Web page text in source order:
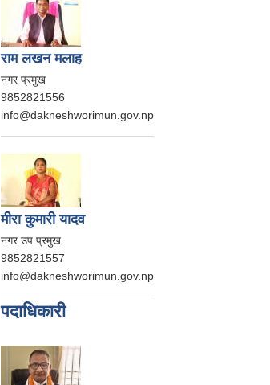
राम लखन मलाह
नगर प्रमुख
9852821556
info@dakneshworimun.gov.np
मीरा कुमारी यादव
नगर उप प्रमुख
9852821557
info@dakneshworimun.gov.np
पदाधिकारी